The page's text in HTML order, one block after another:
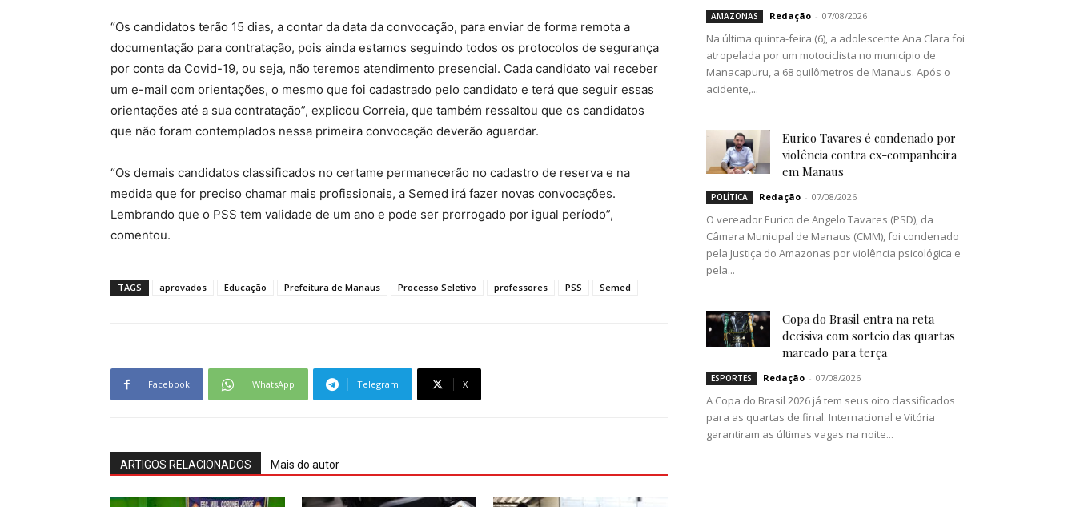
“Os candidatos terão 15 dias, a contar da data da convocação, para enviar de forma remota a
documentação para contratação, pois ainda estamos seguindo todos os protocolos de segurança
por conta da Covid-19, ou seja, não teremos atendimento presencial. Cada candidato vai receber
um e-mail com orientações, o mesmo que foi cadastrado pelo candidato e terá que seguir essas
orientações até a sua contratação”, explicou Correia, que também ressaltou que os candidatos
que não foram contemplados nessa primeira convocação deverão aguardar.
“Os demais candidatos classificados no certame permanecerão no cadastro de reserva e na
medida que for preciso chamar mais profissionais, a Semed irá fazer novas convocações.
Lembrando que o PSS tem validade de um ano e pode ser prorrogado por igual período”,
comentou.
TAGS aprovados Educação Prefeitura de Manaus Processo Seletivo professores PSS Semed
Facebook WhatsApp Telegram X
ARTIGOS RELACIONADOS Mais do autor
AMAZONAS Redação - 07/08/2026
Na última quinta-feira (6), a adolescente Ana Clara foi
atropelada por um motociclista no município de
Manacapuru, a 68 quilômetros de Manaus. Após o
acidente,...
Eurico Tavares é condenado por
violência contra ex-companheira
em Manaus
POLÍTICA Redação - 07/08/2026
O vereador Eurico de Angelo Tavares (PSD), da
Câmara Municipal de Manaus (CMM), foi condenado
pela Justiça do Amazonas por violência psicológica e
pela...
Copa do Brasil entra na reta
decisiva com sorteio das quartas
marcado para terça
ESPORTES Redação - 07/08/2026
A Copa do Brasil 2026 já tem seus oito classificados
para as quartas de final. Internacional e Vitória
garantiram as últimas vagas na noite...